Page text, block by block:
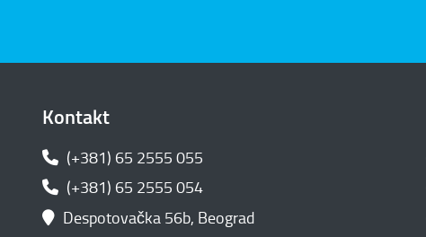
Kontakt
(+381) 65 2555 055
(+381) 65 2555 054
Despotovačka 56b, Beograd